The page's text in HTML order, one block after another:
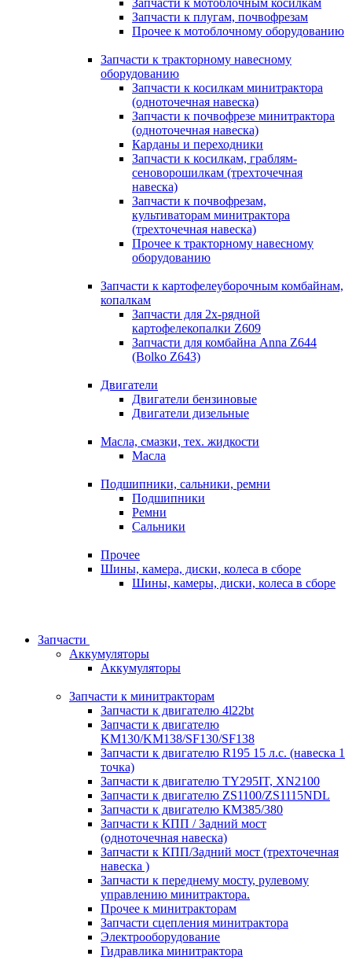
Запчасти к плугам, почвофрезам
Прочее к мотоблочному оборудованию
Запчасти к тракторному навесному
оборудованию
Запчасти к косилкам минитрактора
(одноточечная навеска)
Запчасти к почвофрезе минитрактора
(одноточечная навеска)
Карданы и переходники
Запчасти к косилкам, граблям-
сеноворошилкам (трехточечная
навеска)
Запчасти к почвофрезам,
культиваторам минитрактора
(трехточечная навеска)
Прочее к тракторному навесному
оборудованию
Запчасти к картофелеуборочным комбайнам,
копалкам
Запчасти для 2х-рядной
картофелекопалки Z609
Запчасти для комбайна Anna Z644
(Bolko Z643)
Двигатели
Двигатели бензиновые
Двигатели дизельные
Масла, смазки, тех. жидкости
Масла
Подшипники, сальники, ремни
Подшипники
Ремни
Сальники
Прочее
Шины, камера, диски, колеса в сборе
Шины, камеры, диски, колеса в сборе
Запчасти
Аккумуляторы
Аккумуляторы
Запчасти к минитракторам
Запчасти к двигателю 4l22bt
Запчасти к двигателю
KM130/KM138/SF130/SF138
Запчасти к двигателю R195 15 л.с. (навеска 1
точка)
Запчасти к двигателю TY295IT, XN2100
Запчасти к двигателю ZS1100/ZS1115NDL
Запчасти к двигателю КМ385/380
Запчасти к КПП / Задний мост
(одноточечная навеска)
Запчасти к КПП/Задний мост (трехточечная
навеска )
Запчасти к переднему мосту, рулевому
управлению минитрактора.
Прочее к минитракторам
Запчасти сцепления минитрактора
Электрооборудование
Гидравлика минитрактора